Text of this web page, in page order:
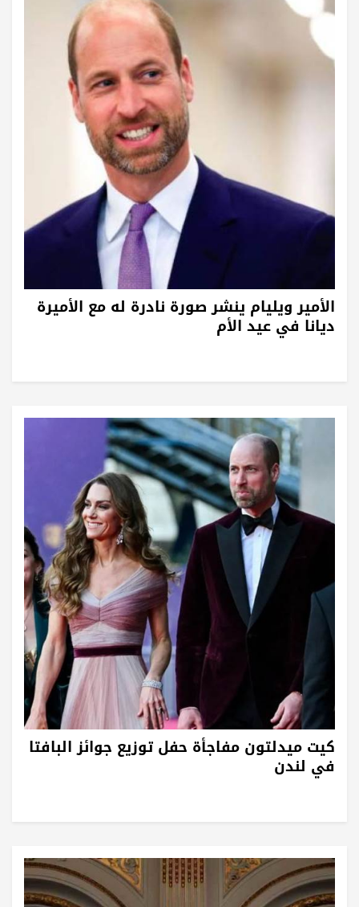
الأمير ويليام ينشر صورة نادرة له مع الأميرة
ديانا في عيد الأم
كيت ميدلتون مفاجأة حفل توزيع جوائز البافتا
في لندن